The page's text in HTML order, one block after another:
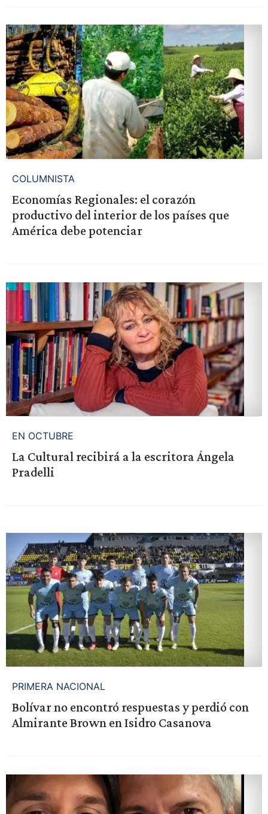
COLUMNISTA
Economías Regionales: el corazón
productivo del interior de los países que
América debe potenciar
EN OCTUBRE
La Cultural recibirá a la escritora Ángela
Pradelli
PRIMERA NACIONAL
Bolívar no encontró respuestas y perdió con
Almirante Brown en Isidro Casanova